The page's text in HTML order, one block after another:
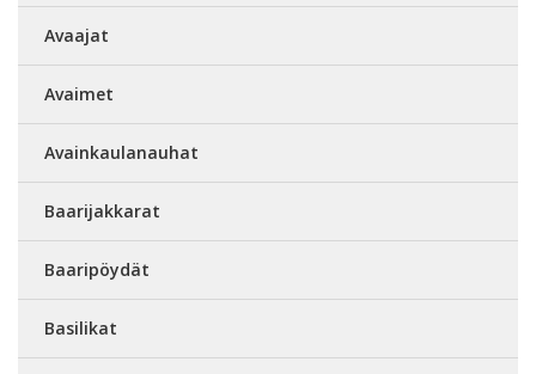
Avaajat
Avaimet
Avainkaulanauhat
Baarijakkarat
Baaripöydät
Basilikat